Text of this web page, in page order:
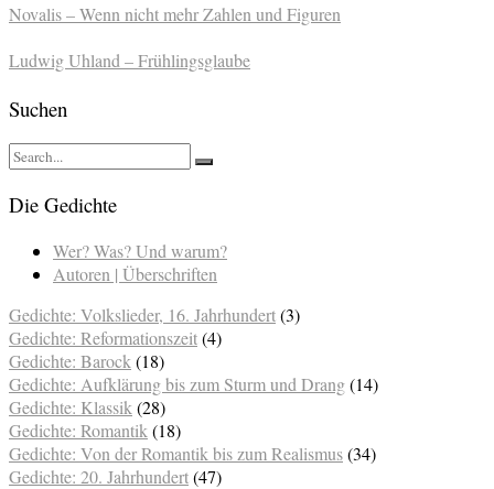
Novalis – Wenn nicht mehr Zahlen und Figuren
Ludwig Uhland – Frühlingsglaube
Suchen
Die Gedichte
Wer? Was? Und warum?
Autoren | Überschriften
Gedichte: Volkslieder, 16. Jahrhundert(3)
Gedichte: Reformationszeit(4)
Gedichte: Barock (18)
Gedichte: Aufklärung bis zum Sturm und Drang(14)
Gedichte: Klassik (28)
Gedichte: Romantik (18)
Gedichte: Von der Romantik bis zum Realismus(34)
Gedichte: 20. Jahrhundert(47)